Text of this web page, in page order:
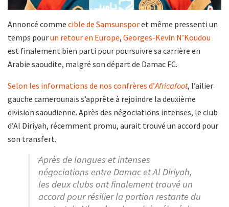
Annoncé comme cible de Samsunsporet même pressenti un
temps pourun retour en Europe, Georges-Kevin N’Koudou
est finalement bien parti pour poursuivre sa carrière en
Arabie saoudite, malgré son départ de Damac FC.
Selon les informations de nos confrères d’Africafoot, l’ailier
gauche camerounais s’apprête à rejoindre la deuxième
division saoudienne. Après des négociations intenses, le club
d’Al Diriyah, récemment promu, aurait trouvé un accord pour
son transfert.
Après de longues et intenses
négociations entre Damac et Al Diriyah,
les deux clubs ont finalement trouvé un
accord pour résilier la portion restante du